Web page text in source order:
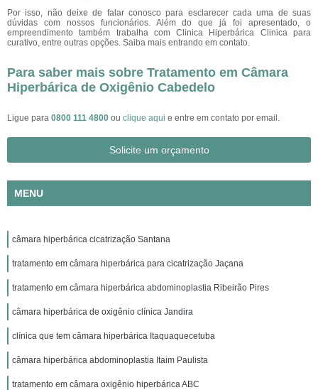
Por isso, não deixe de falar conosco para esclarecer cada uma de suas
dúvidas com nossos funcionários. Além do que já foi apresentado, o
empreendimento também trabalha com Clinica Hiperbárica Clinica para
curativo, entre outras opções. Saiba mais entrando em contato.
Para saber mais sobre Tratamento em Câmara
Hiperbárica de Oxigênio Cabedelo
Ligue para 0800 111 4800 ou clique aqui e entre em contato por email.
Solicite um orçamento
MENU
câmara hiperbárica cicatrização Santana
tratamento em câmara hiperbárica para cicatrização Jaçana
tratamento em câmara hiperbárica abdominoplastia Ribeirão Pires
câmara hiperbárica de oxigênio clínica Jandira
clínica que tem câmara hiperbárica Itaquaquecetuba
câmara hiperbárica abdominoplastia Itaim Paulista
tratamento em câmara oxigênio hiperbárica ABC